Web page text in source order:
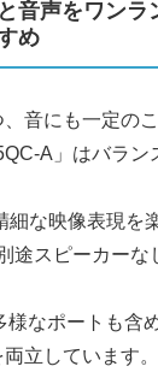
音声をワンラ
め
音にも一定の
A」はバラン
細な映像表現を
途スピーカーな
様なポートも含
立しています。